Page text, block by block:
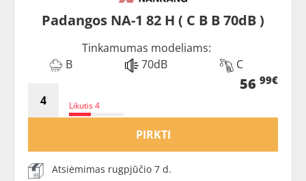
Padangos NA-1 82 H ( C B B 70dB )
Tinkamumas modeliams:
B
70dB C
Likutis 4
56 99€
PIRKTI
Atsiėmimas rugpjūčio 7 d.